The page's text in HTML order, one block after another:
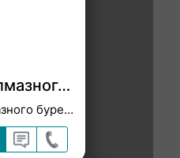
Дрель алмазного бурения HS-300
Дрель алмазного бурения со стойкой